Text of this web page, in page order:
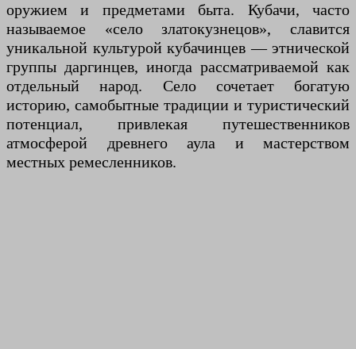
оружием и предметами быта. Кубачи, часто
называемое «село златокузнецов», славится
уникальной культурой кубачинцев — этнической
группы даргинцев, иногда рассматриваемой как
отдельный народ. Село сочетает богатую
историю, самобытные традиции и туристический
потенциал, привлекая путешественников
атмосферой древнего аула и мастерством
местных ремесленников.